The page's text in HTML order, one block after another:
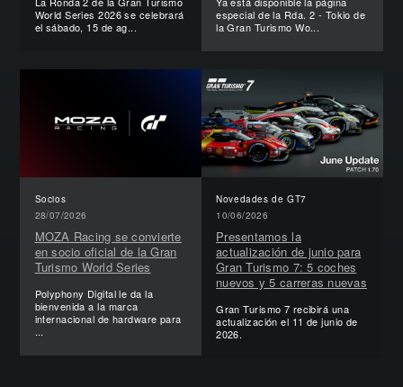
World Series 2026 se celebrará
el sábado, 15 de ag...
especial de la Rda. 2 - Tokio de
la Gran Turismo Wo...
Socios
28/07/2026
MOZA Racing se convierte
en socio oficial de la Gran
Turismo World Series
Polyphony Digital le da la
bienvenida a la marca
internacional de hardware para
...
Novedades de GT7
10/06/2026
Presentamos la
actualización de junio para
Gran Turismo 7: 5 coches
nuevos y 5 carreras nuevas
Gran Turismo 7 recibirá una
actualización el 11 de junio de
2026.